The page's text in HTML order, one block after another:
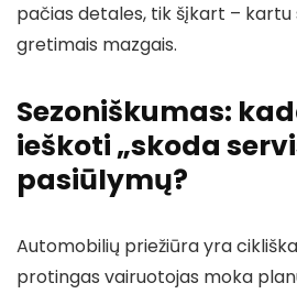
pačias detales, tik šįkart – kartu
gretimais mazgais.
Sezoniškumas:
ieškoti „skoda
pasiūlymų?
Automobilių priežiūra yra
protingas vairuotojas moka